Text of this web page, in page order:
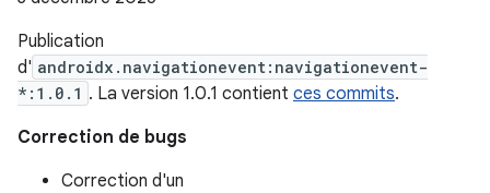
Publication
d' androidx.navigationevent:navigationevent-
*:1.0.1 . La version 1.0.1 contient ces commits.
Correction de bugs
Correction d'un